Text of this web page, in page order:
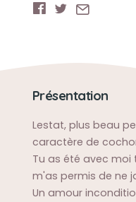
Présentation
Lestat, plus beau
caractère de
Tu as été avec
m'as permis de ne
Un amour